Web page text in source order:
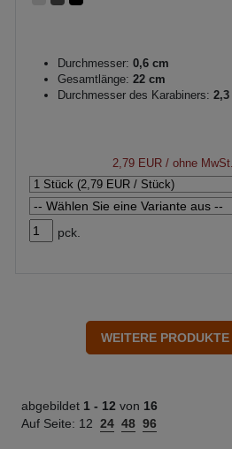
Durchmesser: 0,6 cm
Gesamtlänge: 22 cm
Durchmesser des Karabiners: 2,3
2,79 EUR / ohne
pck.
abgebildet 1 - 12 von 16
Auf Seite: 12 24 48 96